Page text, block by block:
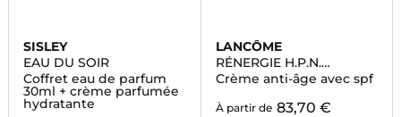
SISLEY
EAU DU SOIR
Coffret eau de parfum
30ml + crème parfumée
hydratante
LANCÔME
RÉNERGIE H.P.N.
UVMUNE
Crème anti-âge avec spf
À partir de 83,70 €